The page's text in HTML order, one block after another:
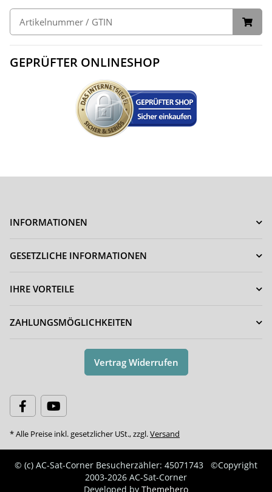
GEPRÜFTER ONLINESHOP
INFORMATIONEN
GESETZLICHE INFORMATIONEN
IHRE VORTEILE
ZAHLUNGSMÖGLICHKEITEN
Vertrag Widerrufen
* Alle Preise inkl. gesetzlicher USt., zzgl.Versand
© (c) AC-Sat-Corner Besucherzähler: 45071743
©Copyright
2003-2026 AC-Sat-Corner
Developed by Themehero